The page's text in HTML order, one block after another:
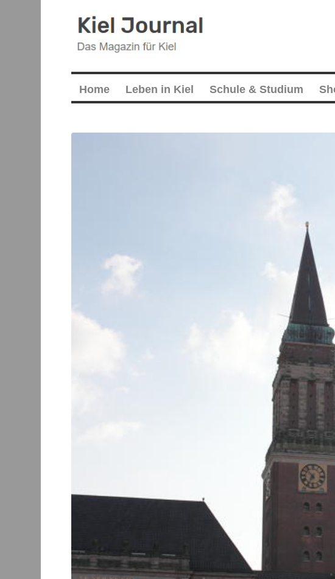
Home Leben in Kiel Schule & Studium